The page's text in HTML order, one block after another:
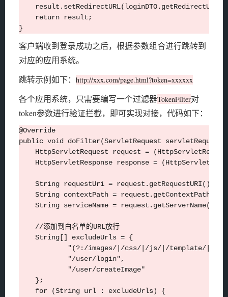
    return result;
客户端收到登录成功之后，根据参数组合进行跳转到
对应的应用系统。
跳转示例如下：http://xxx.com/page.html?token=xxxxxx
各个应用系统，只需要编写一个过滤器TokenFilter对
token参数进行验证拦截，即可实现对接，代码如下：
@Override
public void doFilter(ServletRequest
HttpServletRequest request =
HttpServletResponse response =
    String requestUri = request.getRequestURI();
    String contextPath = request.getContextPath();
    String serviceName = request.getServerName();
    //添加到白名单的URL放行
    String[] excludeUrls = {
"(?:/images/|/css/|/js/|/template/|/
            "/user/login",
            "/user/createImage"
    };
    for (String url : excludeUrls) {